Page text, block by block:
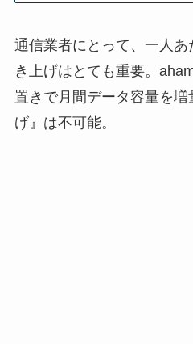
通信業者にとって、一人あ
き上げはとても重要。
置きで月間データ容量を
げ』は不可能。